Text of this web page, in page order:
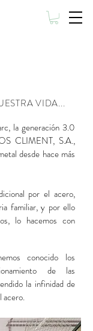
VIDA...
la generación 3.0
CLIMENT, S.A.,
desde hace más
por el acero,
familiar, y por ello
lo hacemos con
conocido los
de las
la infinidad de
acero.